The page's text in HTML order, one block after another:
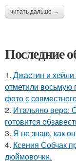
читать дальше →
Последние
1. Джастин и
отметили восьмую
фото с
2. Итальяно веро:
готовится
3. Я не знаю, как
4. Ксения Собчак
дюймовочки.